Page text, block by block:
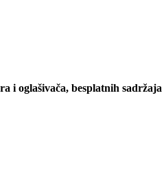
i oglašivača, besplatnih